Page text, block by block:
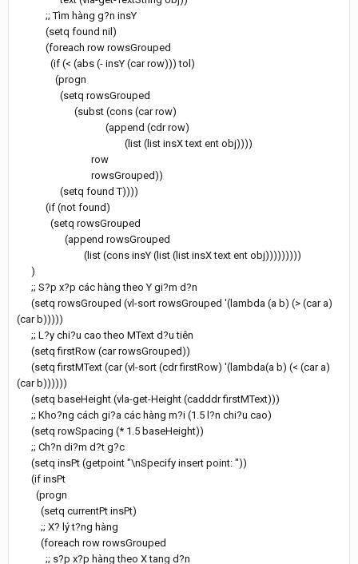
;; Tìm hàng g?n insY
(setq found nil)
(foreach row rowsGrouped
(if (< (abs (- insY (car row))) tol)
(progn
(setq rowsGrouped
(subst (cons (car row)
(append (cdr row)
(list (list insX text ent obj))))
row
rowsGrouped))
(setq found T))))
(if (not found)
(setq rowsGrouped
(append rowsGrouped
(list (cons insY (list (list insX text ent obj)))))))))
)
;; S?p x?p các hàng theo Y gi?m d?n
(setq rowsGrouped (vl-sort rowsGrouped '(lambda (a b) (> (car a)
(car b)))))
;; L?y chi?u cao theo MText d?u tiên
(setq firstRow (car rowsGrouped))
(setq firstMText (car (vl-sort (cdr firstRow) '(lambda(a b) (< (car a)
(car b))))))
(setq baseHeight (vla-get-Height (cadddr firstMText)))
;; Kho?ng cách gi?a các hàng m?i (1.5 l?n chi?u cao)
(setq rowSpacing (* 1.5 baseHeight))
;; Ch?n di?m d?t g?c
(setq insPt (getpoint "\nSpecify insert point: "))
(if insPt
(progn
(setq currentPt insPt)
;; X? lý t?ng hàng
(foreach row rowsGrouped
;; s?p x?p hàng theo X tang d?n